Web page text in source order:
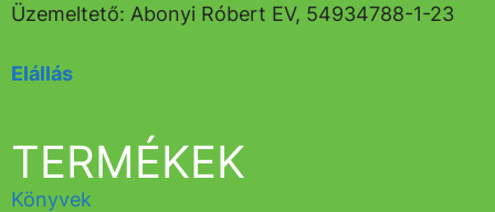
TERMÉKEK
Könyvek
Üzemeltető: Abonyi Róbert EV, 54934788-1-23
Elállás